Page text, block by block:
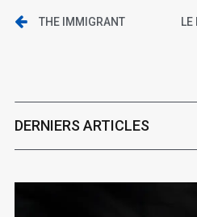
THE IMMIGRANT
DERNIERS ARTICLES